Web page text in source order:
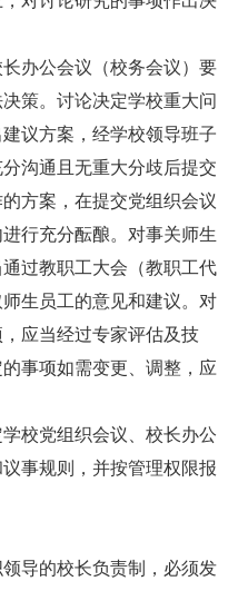
长办公会议（校务会议）要
策。讨论决定学校重大问
议方案，经学校领导班子
沟通且无重大分歧后提交
方案，在提交党组织会议
行充分酝酿。对事关师生
过教职工大会（教职工代
生员工的意见和建议。对
应当经过专家评估及技
事项如需变更、调整，应
校党组织会议、校长办公
事规则，并按管理权限报
领导的校长负责制，必须发